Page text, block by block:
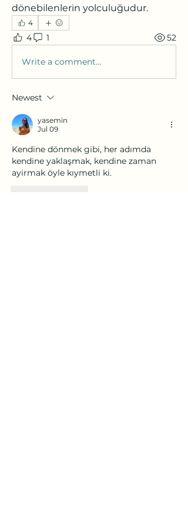
dönebilenlerin yolculuğudur.
4
4 1 52
Write a comment...
Newest
yasemin
Jul 09
Kendine dönmek gibi, her adımda
kendine yaklaşmak, kendine zaman
ayirmak öyle kıymetli ki.